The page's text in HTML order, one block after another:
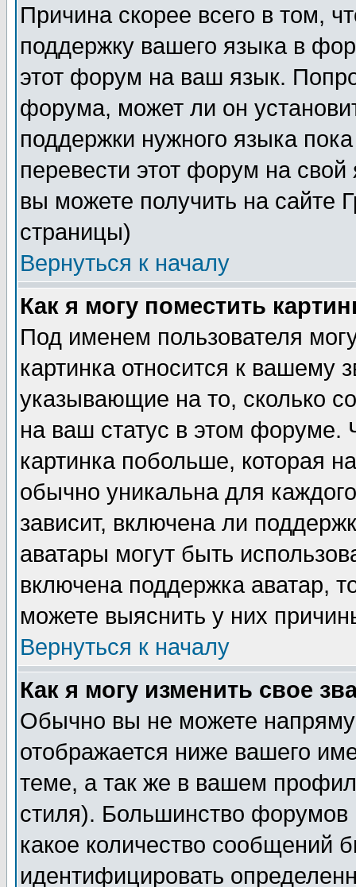
Причина скорее всего в том,
поддержку вашего языка в
этот форум на ваш язык.
форума, может ли он
поддержки нужного языка
перевести этот форум на
вы можете получить на сайте
страницы)
Вернуться к началу
Как я могу поместить
Под именем пользователя
картинка относится к вашему
указывающие на то, сколько
на ваш статус в этом форуме.
картинка побольше, которая
обычно уникальна для
зависит, включена ли
аватары могут быть
включена поддержка аватар,
можете выяснить у них
Вернуться к началу
Как я могу изменить свое
Обычно вы не можете
отображается ниже вашего
теме, а так же в вашем
стиля). Большинство форумов
какое количество сообщений
идентифицировать